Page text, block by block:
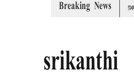
Breaking News
எதிர்க்கட்சிகள்
srikanthi